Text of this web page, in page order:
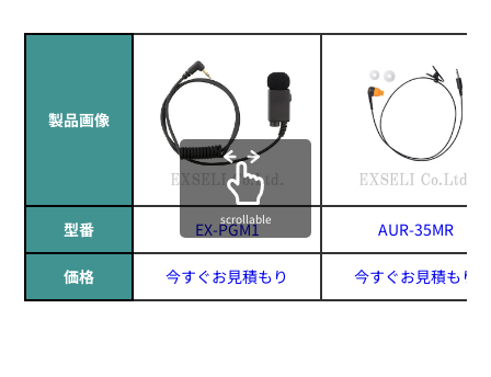
製品画像
型番 EX-PGM1 AUR-35MR
価格 今すぐお見積もり 今すぐお見積もり
scrollable